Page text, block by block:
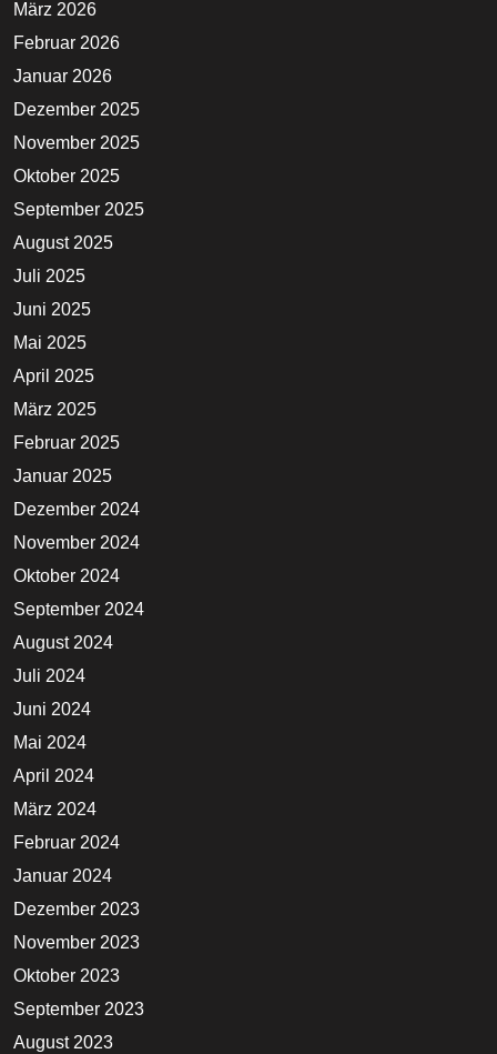
März 2026
Februar 2026
Januar 2026
Dezember 2025
November 2025
Oktober 2025
September 2025
August 2025
Juli 2025
Juni 2025
Mai 2025
April 2025
März 2025
Februar 2025
Januar 2025
Dezember 2024
November 2024
Oktober 2024
September 2024
August 2024
Juli 2024
Juni 2024
Mai 2024
April 2024
März 2024
Februar 2024
Januar 2024
Dezember 2023
November 2023
Oktober 2023
September 2023
August 2023